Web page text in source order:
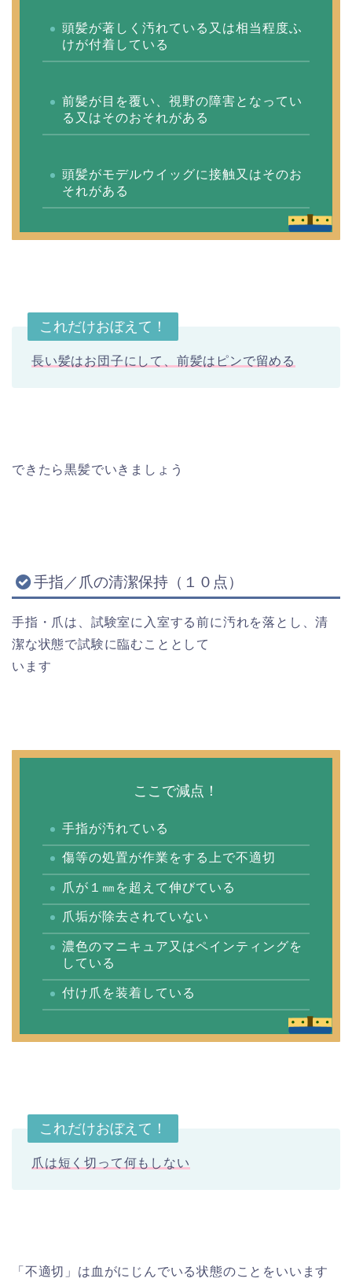
頭髪が著しく汚れている又は相当程度ふ
けが付着している
前髪が目を覆い、視野の障害となってい
る又はそのおそれがある
頭髪がモデルウイッグに接触又はそのお
それがある
これだけおぼえて！
長い髪はお団子にして、前髪はピンで留める
できたら黒髪でいきましょう
手指／爪の清潔保持（１０点）
手指・爪は、試験室に入室する前に汚れを落とし、清
潔な状態で試験に臨むこととして
います
ここで減点！
手指が汚れている
傷等の処置が作業をする上で不適切
爪が１㎜を超えて伸びている
爪垢が除去されていない
濃色のマニキュア又はペインティングを
している
付け爪を装着している
これだけおぼえて！
爪は短く切って何もしない
「不適切」は血がにじんでいる状態のことをいいます